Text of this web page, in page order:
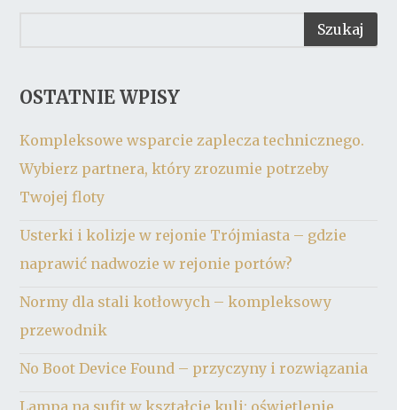
OSTATNIE WPISY
Kompleksowe wsparcie zaplecza technicznego.
Wybierz partnera, który zrozumie potrzeby
Twojej floty
Usterki i kolizje w rejonie Trójmiasta – gdzie
naprawić nadwozie w rejonie portów?
Normy dla stali kotłowych – kompleksowy
przewodnik
No Boot Device Found – przyczyny i rozwiązania